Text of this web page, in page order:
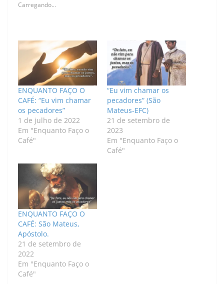
Carregando...
ENQUANTO FAÇO O
CAFÉ: “Eu vim chamar
os pecadores”
1 de julho de 2022
Em "Enquanto Faço o
Café"
“Eu vim chamar os
pecadores” (São
Mateus-EFC)
21 de setembro de
2023
Em "Enquanto Faço o
Café"
ENQUANTO FAÇO O
CAFÉ: São Mateus,
Apóstolo.
21 de setembro de
2022
Em "Enquanto Faço o
Café"